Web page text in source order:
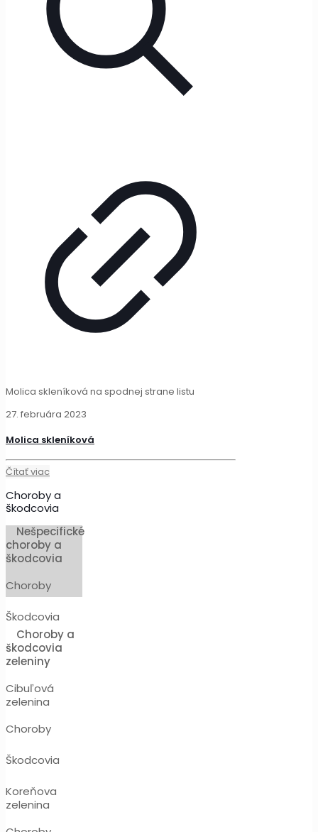
Molica skleníková na spodnej strane listu
27. februára 2023
Molica skleníková
Čítať viac
Choroby a
škodcovia
Nešpecifické
choroby a
škodcovia
Choroby
Škodcovia
Choroby a
škodcovia
zeleniny
Cibuľová
zelenina
Choroby
Škodcovia
Koreňova
zelenina